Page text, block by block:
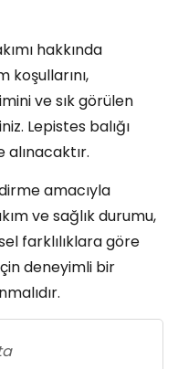
hakkında
ve sık görülen
Lepistes balığı
alınacaktır.
amacıyla
ve sağlık durumu,
farklılıklara göre
deneyimli bir